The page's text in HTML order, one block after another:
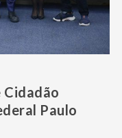
Cidadão
Paulo